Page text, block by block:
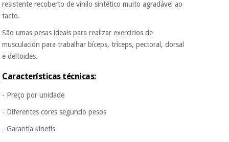
resistente recoberto de vinilo sintético muito agradável ao
tacto.
São umas pesas ideais para realizar exercícios de
musculación para trabalhar bíceps, tríceps, pectoral, dorsal
e deltoides.
Características técnicas:
- Preço por unidade
- Diferentes cores segundo pesos
- Garantia kinefis